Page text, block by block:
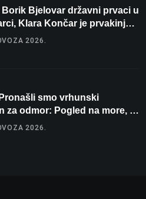
Borik Bjelovar državni prvaci u
Klara Končar je prvakinja
u stolnom tenisu!
2026.
Pronašli smo vrhunski
za odmor: Pogled na more, tri
i terasa koja osvaja
2026.